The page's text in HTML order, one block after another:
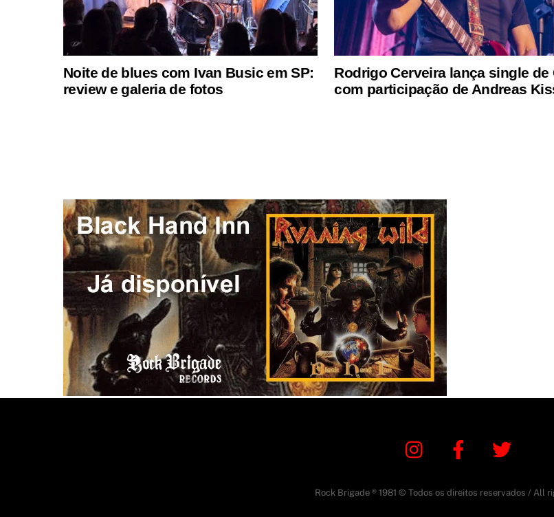
Noite de blues com Ivan Busic em SP:
review e galeria de fotos
Rodrigo Cerveira lança single de
com participação de Andreas
Instagram Facebook
Rock Brigade ® 1981 © Todos os direitos reservados / All